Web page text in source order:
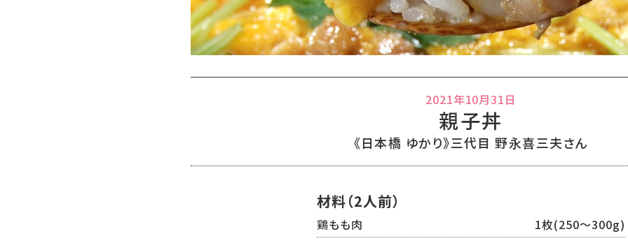
2021年10月31日
親子丼
《日本橋 ゆかり》三代目 野永喜三夫さん
材料（2人前）
鶏もも肉
1枚(250〜300g)